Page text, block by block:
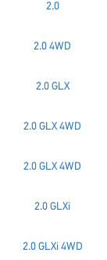
2.0
2.0 4WD
2.0 GLX
2.0 GLX 4WD
2.0 GLX 4WD
2.0 GLXi
2.0 GLXi 4WD